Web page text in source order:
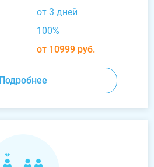
от 3 дней
100%
от 10999 руб.
Подробнее